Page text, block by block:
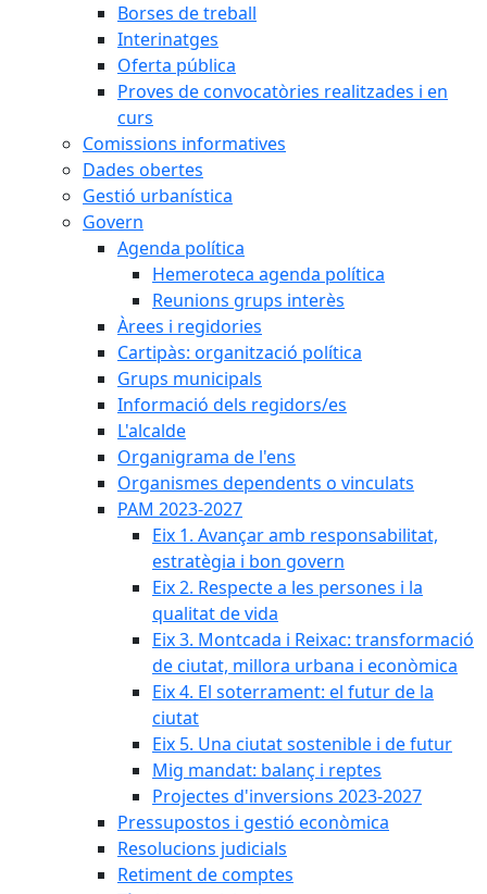
Borses de treball
Interinatges
Oferta pública
Proves de convocatòries realitzades i en
curs
Comissions informatives
Dades obertes
Gestió urbanística
Govern
Agenda política
Hemeroteca agenda política
Reunions grups interès
Àrees i regidories
Cartipàs: organització política
Grups municipals
Informació dels regidors/es
L'alcalde
Organigrama de l'ens
Organismes dependents o vinculats
PAM 2023-2027
Eix 1. Avançar amb responsabilitat,
estratègia i bon govern
Eix 2. Respecte a les persones i la
qualitat de vida
Eix 3. Montcada i Reixac: transformació
de ciutat, millora urbana i econòmica
Eix 4. El soterrament: el futur de la
ciutat
Eix 5. Una ciutat sostenible i de futur
Mig mandat: balanç i reptes
Projectes d'inversions 2023-2027
Pressupostos i gestió econòmica
Resolucions judicials
Retiment de comptes